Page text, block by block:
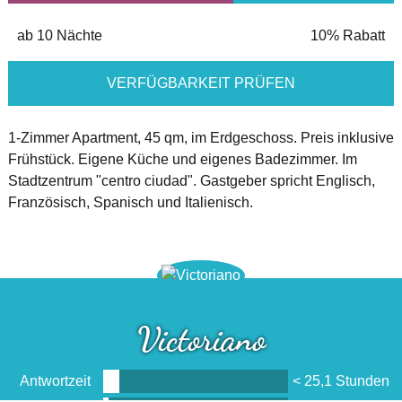
ab 10 Nächte 10% Rabatt
VERFÜGBARKEIT PRÜFEN
1-Zimmer Apartment, 45 qm, im Erdgeschoss. Preis inklusive
Frühstück. Eigene Küche und eigenes Badezimmer. Im
Stadtzentrum "centro ciudad". Gastgeber spricht Englisch,
Französisch, Spanisch und Italienisch.
Victoriano
Antwortzeit
< 25,1 Stunden